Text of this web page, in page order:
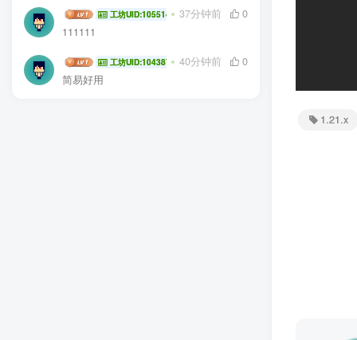
齐熙森 工坊UID:105514 37分钟前
0
111111
杨浩然 工坊UID:104387 40分钟前
0
简易好用
1.21.x